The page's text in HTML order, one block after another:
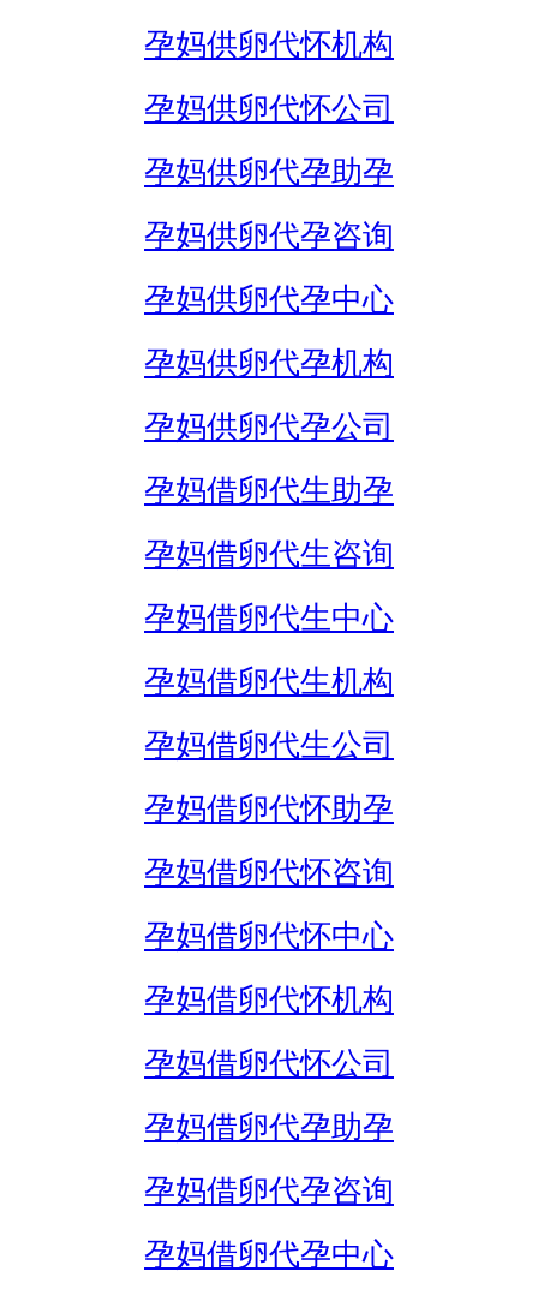
孕妈供卵代怀机构
孕妈供卵代怀公司
孕妈供卵代孕助孕
孕妈供卵代孕咨询
孕妈供卵代孕中心
孕妈供卵代孕机构
孕妈供卵代孕公司
孕妈借卵代生助孕
孕妈借卵代生咨询
孕妈借卵代生中心
孕妈借卵代生机构
孕妈借卵代生公司
孕妈借卵代怀助孕
孕妈借卵代怀咨询
孕妈借卵代怀中心
孕妈借卵代怀机构
孕妈借卵代怀公司
孕妈借卵代孕助孕
孕妈借卵代孕咨询
孕妈借卵代孕中心